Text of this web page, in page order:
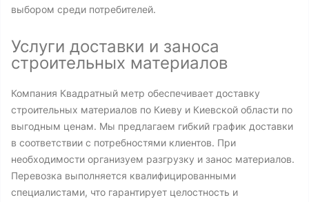
выбором среди потребителей.
Услуги доставки и заноса
строительных материалов
Компания Квадратный метр обеспечивает доставку
строительных материалов по Киеву и Киевской области по
выгодным ценам. Мы предлагаем гибкий график доставки
в соответствии с потребностями клиентов. При
необходимости организуем разгрузку и занос материалов.
Перевозка выполняется квалифицированными
специалистами, что гарантирует целостность и